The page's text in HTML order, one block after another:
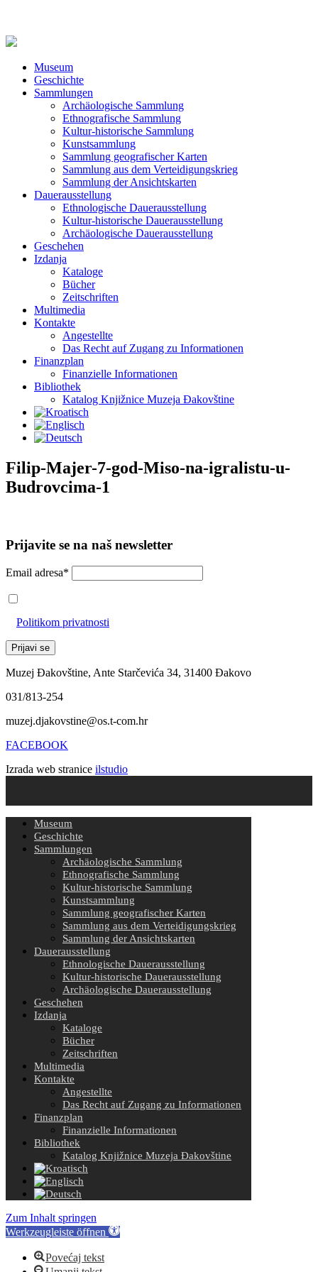
Museum
Geschichte
Sammlungen
Archäologische Sammlung
Ethnografische Sammlung
Kultur-historische Sammlung
Kunstsammlung
Sammlung geografischer Karten
Sammlung aus dem Verteidigungskrieg
Sammlung der Ansichtskarten
Dauerausstellung
Ethnologische Dauerausstellung
Kultur-historische Dauerausstellung
Archäologische Dauerausstellung
Geschehen
Izdanja
Kataloge
Bücher
Zeitschriften
Multimedia
Kontakte
Angestellte
Das Recht auf Zugang zu Informationen
Finanzplan
Finanzielle Informationen
Bibliothek
Katalog Knjižnice Muzeja Đakovštine
Filip-Majer-7-god-Miso-na-igralistu-u-
Budrovcima-1
Prijavite se na naš newsletter
Email adresa*
Politikom privatnosti
Muzej Đakovštine, Ante Starčevića 34, 31400 Đakovo
031/813-254
muzej.djakovstine@os.t-com.hr
FACEBOOK
Izrada web stranice ilstudio
Museum
Geschichte
Sammlungen
Archäologische Sammlung
Ethnografische Sammlung
Kultur-historische Sammlung
Kunstsammlung
Sammlung geografischer Karten
Sammlung aus dem Verteidigungskrieg
Sammlung der Ansichtskarten
Dauerausstellung
Ethnologische Dauerausstellung
Kultur-historische Dauerausstellung
Archäologische Dauerausstellung
Geschehen
Izdanja
Kataloge
Bücher
Zeitschriften
Multimedia
Kontakte
Angestellte
Das Recht auf Zugang zu Informationen
Finanzplan
Finanzielle Informationen
Bibliothek
Katalog Knjižnice Muzeja Đakovštine
Zum Inhalt springen
Werkzeugleiste öffnen
Povećaj tekst